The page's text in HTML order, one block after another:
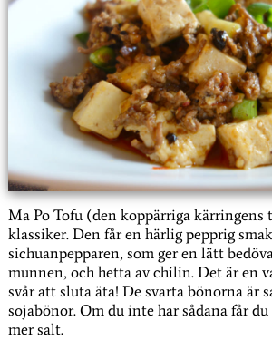
Ma Po Tofu (den koppärriga
klassiker. Den får en härlig pepprig
sichuanpepparen, som ger en lätt
munnen, och hetta av chilin. Det är en
svår att sluta äta! De svarta bönorna är
sojabönor. Om du inte har sådana får
mer salt.